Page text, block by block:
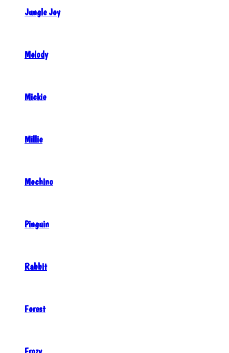
Jungle Joy
Melody
Mickie
Millie
Mochino
Pinguin
Rabbit
Forest